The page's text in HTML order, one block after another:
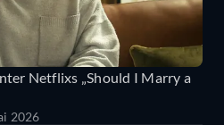
Netflixs „Should I Marry a
2026